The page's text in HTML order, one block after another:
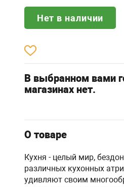
Нет в наличии
В выбранном вами
магазинах нет.
О товаре
Кухня - целый мир,
различных кухонных
удивляют своим